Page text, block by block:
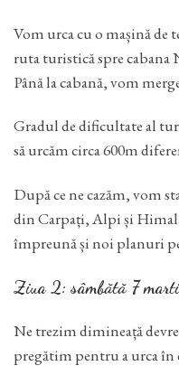
Vom urca cu o mașină de
ruta turistică spre cabana
Până la cabană, vom
Gradul de dificultate al
să urcăm circa 600m
După ce ne cazăm, vom
din Carpați, Alpi și
împreună și noi planuri
Ziua 2: sâmbătă 7
Ne trezim dimineață
pregătim pentru a urca în